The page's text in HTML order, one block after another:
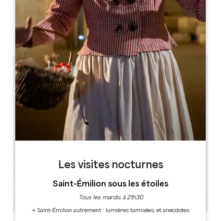
JOURS D'OUVERTURE
L
AM
PM
M
AM
PM
M
AM
PM
J
AM
PM
V
AM
PM
S
AM
PM
D
AM
PM
0 km
Les visites nocturnes
Saint-Émilion sous les étoiles
Tous les mardis à 21h30
→ Saint-Émilion autrement : lumières tamisées, et anecdotes